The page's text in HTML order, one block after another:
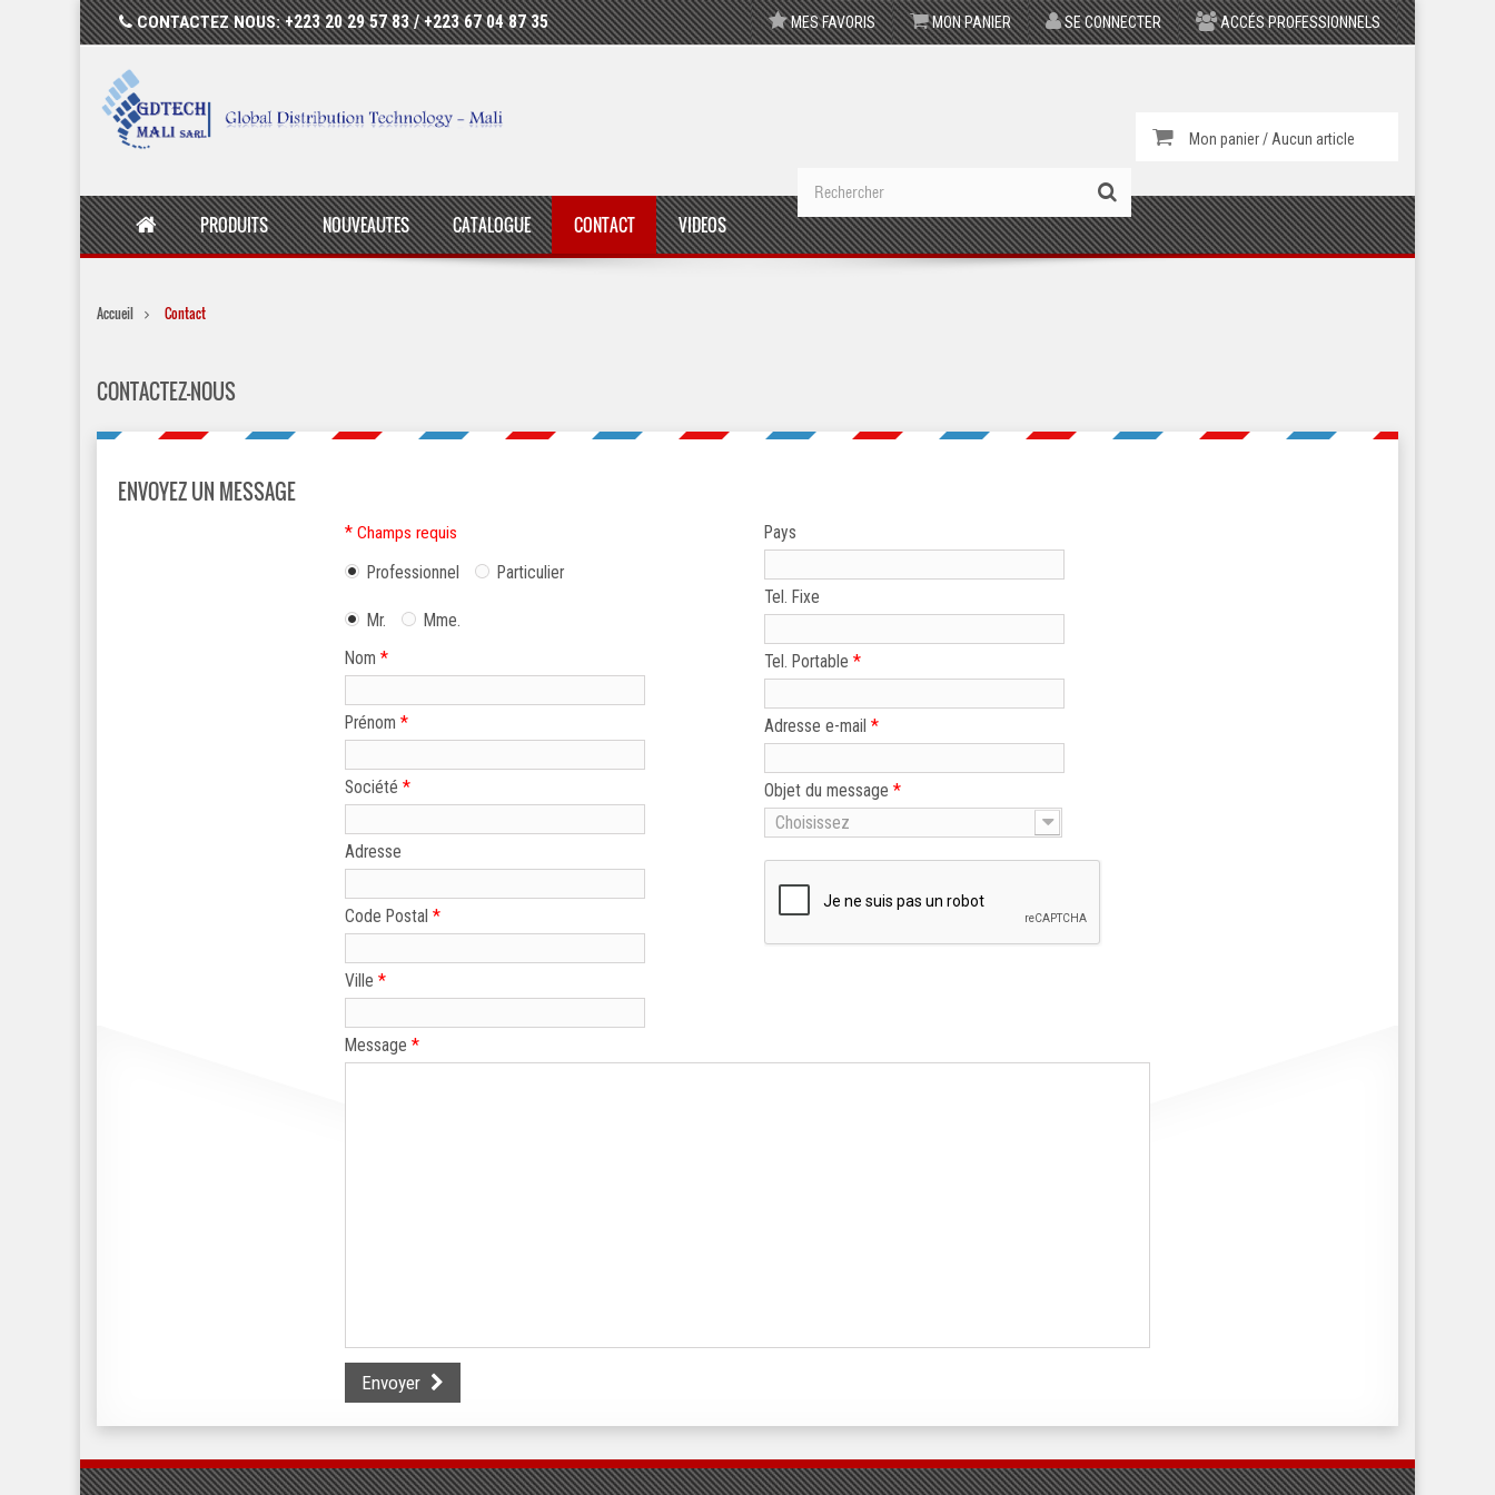
CONTACTEZ NOUS:+223 20 29 57 83 / +223 67 04 87 35 MES FAVORIS MON PANIER SE CONNECTER ACCÉS PROFESSIONNELS
Mon panier / Aucun article
PRODUITS NOUVEAUTES CATALOGUE CONTACT VIDEOS
Accueil Contact
CONTACTEZ-NOUS
ENVOYEZ UN MESSAGE
*Champs requis
Professionnel
Particulier
Mr.
Mme.
Nom *
Prénom *
Société *
Adresse
Code Postal *
Ville *
Pays
Tel. Fixe
Tel. Portable *
Adresse e-mail *
Objet du message *
Choisissez
Message *
Envoyer